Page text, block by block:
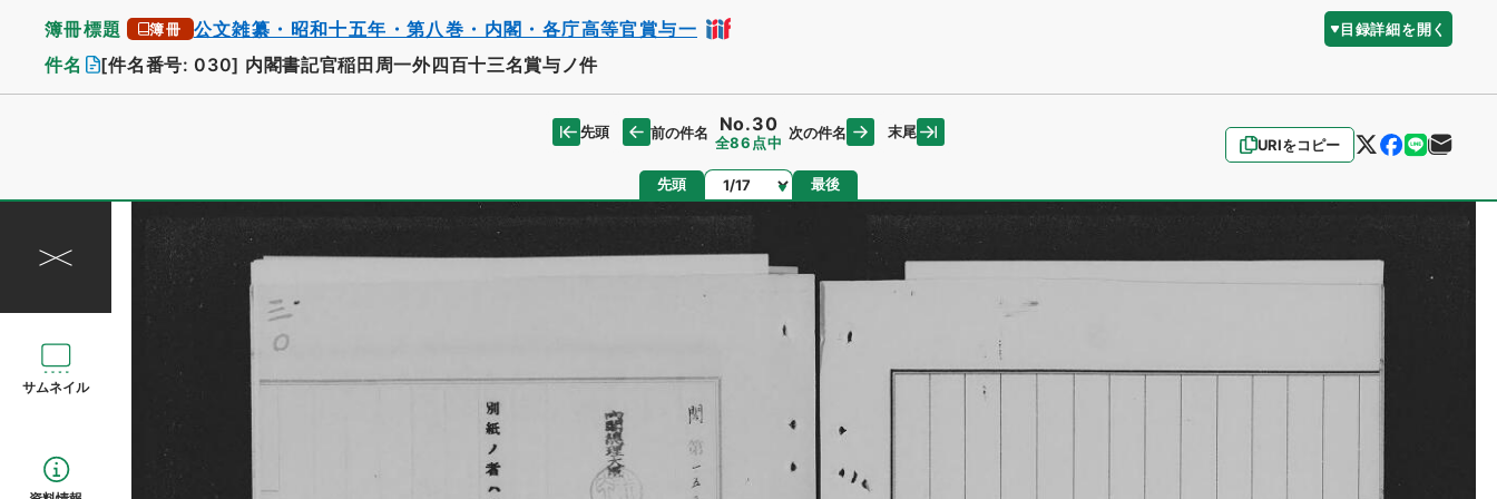
簿冊標題 簿冊 公文雑纂・昭和十五年・第八巻・内閣・各庁高等官賞与一 目録詳細を開く
件名 [件名番号: 030] 内閣書記官稲田周一外四百十三名賞与ノ件
URIをコピー
先頭 前の件名 No.30
全86点中
次の件名 末尾
先頭 ページ 最後
サムネイル